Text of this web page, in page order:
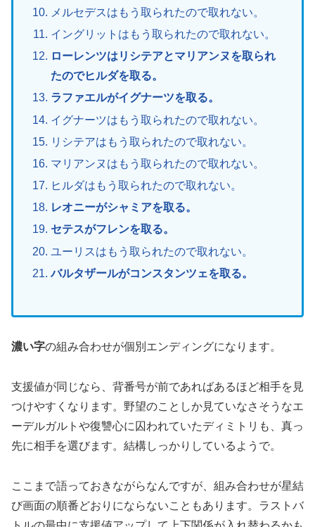
メルセデスはもう取られたので取れない。
イングリットはもう取られたので取れない。
ローレンツはリシテアとマリアンヌを取られ
たのでヒルダを取る。
ラファエルがイグナーツを取る。
イグナーツはもう取られたので取れない。
リシテアはもう取られたので取れない。
マリアンヌはもう取られたので取れない。
ヒルダはもう取られたので取れない。
レオニーがシャミアを取る。
セテスがフレンを取る。
ユーリスはもう取られたので取れない。
バルタザールがコンスタンツェを取る。
濃い字の組み合わせが個別エンディングになります。
支援値が同じなら、背番号が前であればあるほど相手を見
つけやすくなります。野望のことしか見ていなさそうなエ
ーデルガルトや復讐心に囚われていたディミトリも、真っ
先に相手を選びます。結構しっかりしているようで。
ここまで語っておきながらなんですが、組み合わせが星結
び画面の順番どおりにならないこともあります。ラストバ